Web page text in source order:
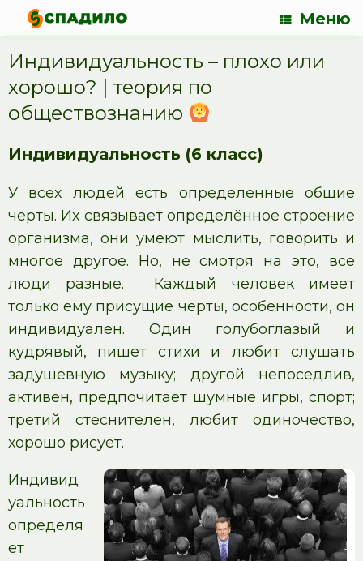
Меню
Индивидуальность – плохо или
хорошо? | теория по
обществознанию
Индивидуальность (6 класс)
У всех людей есть определенные общие
черты. Их связывает определённое строение
организма, они умеют мыслить, говорить и
многое другое. Но, не смотря на это, все
люди разные. Каждый человек имеет
только ему присущие черты, особенности, он
индивидуален. Один голубоглазый и
кудрявый, пишет стихи и любит слушать
задушевную музыку; другой непоседлив,
активен, предпочитает шумные игры, спорт;
третий стеснителен, любит одиночество,
хорошо рисует.
Индивид
уальность
определя
ет